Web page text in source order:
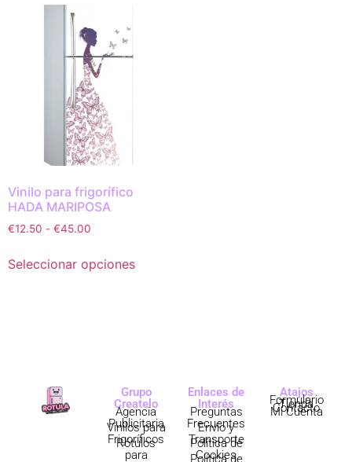
Vinilo para frigorífico
HADA MARIPOSA
€12.50 - €45.00
Seleccionar opciones
Grupo
Createlo
Agencia
Publicitaria
Vinilos para
Frigoríficos
Rótulos
para
Enlaces de
Interés
Preguntas
Frecuentes
Envío y
Transporte
Política de
Cookies
Política de
Atajos
Formulario
Tienda
Contacto
Mi Cuenta